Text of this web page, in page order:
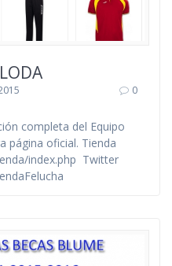
0
completa del Equipo
página oficial. Tienda
index.php Twitter